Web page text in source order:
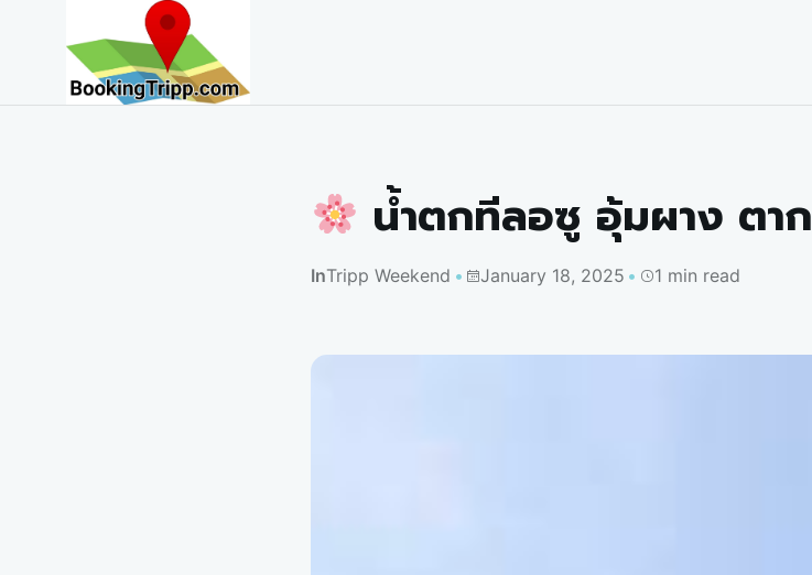
bookingtripp.com
น้ำตกทีลอซู อุ้มผาง ตาก
InTripp Weekend January 18, 2025 1 min read